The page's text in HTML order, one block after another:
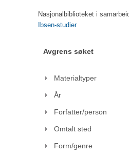
Nasjonalbiblioteket i
Ibsen-studier
Avgrens søket
Materialtyper
År
Forfatter/person
Omtalt sted
Form/genre